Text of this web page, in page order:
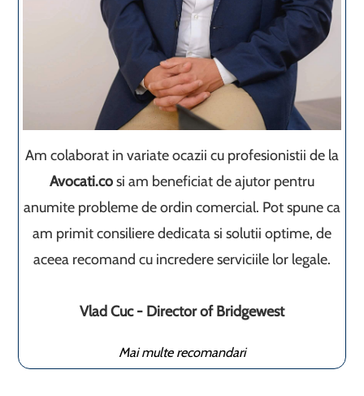
Am colaborat in variate ocazii cu profesionistii de la
Avocati.cosi am beneficiat de ajutor pentru
anumite probleme de ordin comercial. Pot spune ca
am primit consiliere dedicata si solutii optime, de
aceea recomand cu incredere serviciile lor legale.
Vlad Cuc - Director of Bridgewest
Mai multe recomandari